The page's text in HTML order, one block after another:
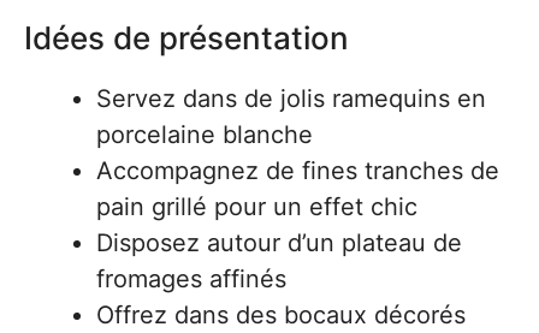
Idées de présentation
Servez dans de jolis ramequins en
porcelaine blanche
Accompagnez de fines tranches de
pain grillé pour un effet chic
Disposez autour d’un plateau de
fromages affinés
Offrez dans des bocaux décorés